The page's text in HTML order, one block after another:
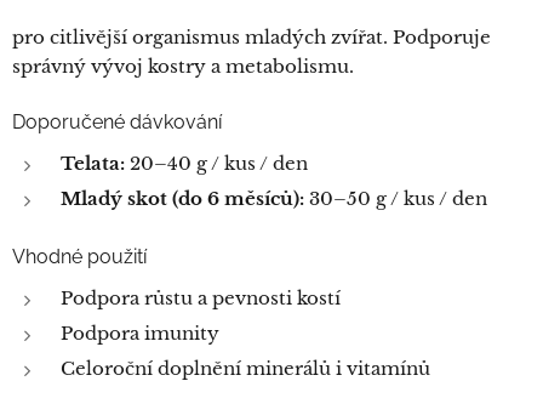
pro citlivější organismus mladých zvířat. Podporuje
správný vývoj kostry a metabolismu.
Doporučené dávkování
Telata: 20–40 g / kus / den
Mladý skot (do 6 měsíců): 30–50 g / kus / den
Vhodné použití
Podpora růstu a pevnosti kostí
Podpora imunity
Celoroční doplnění minerálů i vitamínů